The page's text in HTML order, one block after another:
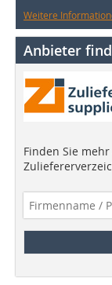
Weitere
Anbieter
Finden Sie